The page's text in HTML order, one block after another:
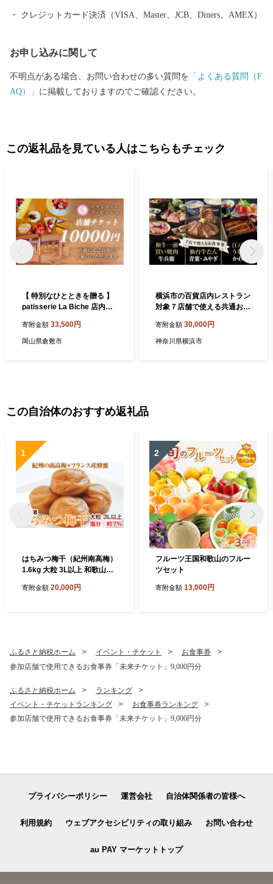
た寄付金は、子供たちの教育環境の整備、みんなが安心して暮ら
クレジットカード決済（VISA、Master、JCB、Diners、AMEX）
お申し込みに関して
不明点がある場合、お問い合わせの多い質問を 「よくある質問（F
AQ）」 に掲載しておりますのでご確認ください。
この返礼品を見ている人はこちらもチェック
【 特別なひとときを贈る 】
patisserie La Biche 店内飲
ット 飲食チケット 飲食 店舗
チケット 飲食券 食事券 お食
寄附金額 33,500円
岡山県倉敷市
横浜市の百貨店内レストラン
対象７店舗で使える共通お食
寄附金額 30,000円
神奈川県横浜市
この自治体のおすすめ返礼品
1
はちみつ梅干（紀州南高梅）
1.6kg 大粒 3L以上 和歌山県
寄附金額 20,000円
2
フルーツ王国和歌山のフルー
ツセット
寄附金額 13,000円
ふるさと納税ホーム イベント・チケット
お食事券
参加店舗で使用できるお食事券「未来チケット」9,000円分
ふるさと納税ホーム
ランキング
イベント・チケットランキング
お食事券ランキング
参加店舗で使用できるお食事券「未来チケット」9,000円分
プライバシーポリシー 運営会社 自治体関係者の皆様へ
利用規約 ウェブアクセシビリティの取り組み お問い合わせ
au PAY マーケットトップ